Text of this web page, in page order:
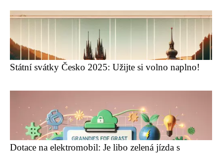
Státní svátky Česko 2025: Užijte si volno naplno!
Dotace na elektromobil: Je libo zelená jízda s